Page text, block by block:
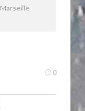
Marseille
0